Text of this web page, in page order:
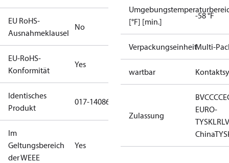
EU RoHS-
Ausnahmeklausel
No
EU-RoHS-
Konformität
Yes
Identisches
Produkt
017-140866
Im
Geltungsbereich
der WEEE
Yes
[°F] [min.]
-58 °F
VerpackungseinheitMulti-
wartbar
Zulassung
BVCCCCE
EURO-
TYSKLR
China